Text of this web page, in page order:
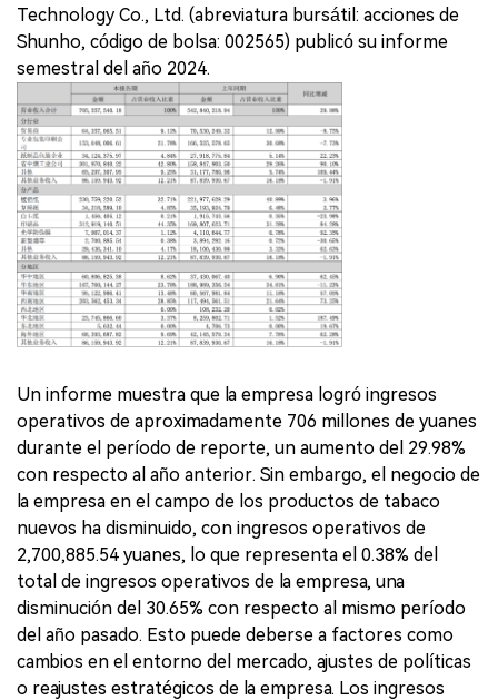
Technology Co., Ltd. (abreviatura bursátil: acciones de
Shunho, código de bolsa: 002565) publicó su informe
semestral del año 2024.
Un informe muestra que la empresa logró ingresos
operativos de aproximadamente 706 millones de yuanes
durante el período de reporte, un aumento del 29.98%
con respecto al año anterior. Sin embargo, el negocio de
la empresa en el campo de los productos de tabaco
nuevos ha disminuido, con ingresos operativos de
2,700,885.54 yuanes, lo que representa el 0.38% del
total de ingresos operativos de la empresa, una
disminución del 30.65% con respecto al mismo período
del año pasado. Esto puede deberse a factores como
cambios en el entorno del mercado, ajustes de políticas
o reajustes estratégicos de la empresa. Los ingresos